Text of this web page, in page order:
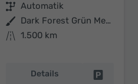
Getriebe Automatik
Außenfarbe
Dark Forest Grün Metallic
Kilometerstand 1.500 km
Details